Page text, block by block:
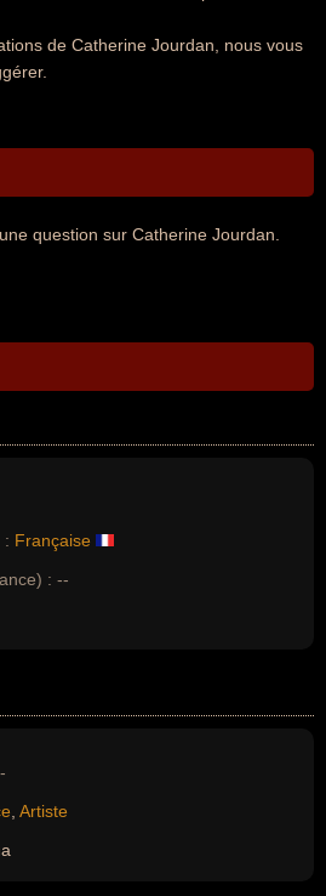
de Catherine Jourdan, nous vous
question sur Catherine Jourdan.
: Française
: --
Artiste